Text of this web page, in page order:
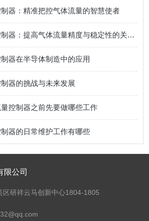
器：精准把控气体流量的智慧使者
气体质量流量控制器：提高气体流量精度与稳定性的关键技术
器在半导体制造中的应用
器的挑战与未来发展
控制器之前先要做哪些工作
器的日常维护工作有哪些
限公司
区研祥云马创新中心1804-1805